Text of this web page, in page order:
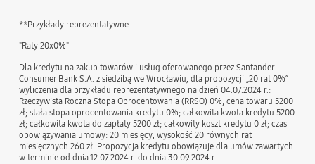
**Przykłady reprezentatywne
"Raty 20x0%"
Dla kredytu na zakup towarów i usług oferowanego przez Santander
Consumer Bank S.A. z siedzibą we Wrocławiu, dla propozycji „20 rat 0%”
wyliczenia dla przykładu reprezentatywnego na dzień 04.07.2024 r.:
Rzeczywista Roczna Stopa Oprocentowania (RRSO) 0%; cena towaru 5200
zł; stała stopa oprocentowania kredytu 0%; całkowita kwota kredytu 5200
zł; całkowita kwota do zapłaty 5200 zł; całkowity koszt kredytu 0 zł; czas
obowiązywania umowy: 20 miesięcy, wysokość 20 równych rat
miesięcznych 260 zł. Propozycja kredytu obowiązuje dla umów zawartych
w terminie od dnia 12.07.2024 r. do dnia 30.09.2024 r.